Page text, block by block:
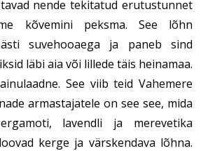
nende tekitatud erutustunnet
kõvemini peksma. See lõhn
suvehooaega ja paneb sind
läbi aia või lillede täis heinamaa.
See viib teid Vahemere
armastajatele on see see, mida
lavendli ja merevetika
kerge ja värskendava lõhna.